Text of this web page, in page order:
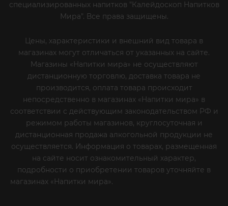
специализированных напитков "Калейдоскоп Напитков
Мира". Все права защищены.
Цены, характеристики и внешний вид товара в
магазинах могут отличаться от указанных на сайте.
Магазины «Напитки мира» не осуществляют
дистанционную торговлю, доставка товара не
производится, оплата товара происходит
непосредственно в магазинах «Напитки мира» в
соответствии с действующим законодательством РФ и
режимом работы магазинов, круглосуточная и
дистанционная продажа алкогольной продукции не
осуществляется. Информация о товарах, размещенная
на сайте носит ознакомительный характер,
подробности о приобретении товаров уточняйте в
магазинах «Напитки мира».